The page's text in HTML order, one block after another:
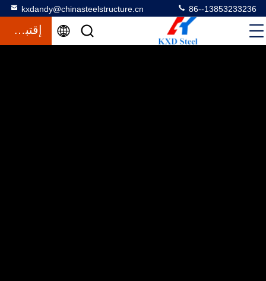
kxdandy@chinasteelstructure.cn 86--13853233236
إقتباس